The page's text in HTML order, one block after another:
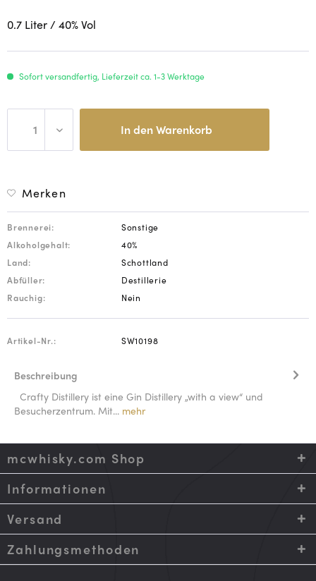
0.7 Liter/ 40% Vol
Sofort versandfertig, Lieferzeit ca. 1-3 Werktage
In denWarenkorb
Merken
Brennerei:
Sonstige
Alkoholgehalt:
40%
Land:
Schottland
Abfüller:
Destillerie
Rauchig:
Nein
Artikel-Nr.: SW10198
Beschreibung
Crafty Distillery ist eine Gin Distillery „with a view“ und
Besucherzentrum. Mit... mehr
mcwhisky.com Shop
Informationen
Versand
Zahlungsmethoden